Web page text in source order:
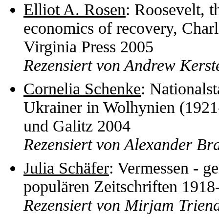
Elliot A. Rosen: Roosevelt,
economics of recovery,
Virginia Press 2005
Rezensiert von Andrew
Cornelia Schenke:
Ukrainer in Wolhynien
und Galitz 2004
Rezensiert von Alexander
Julia Schäfer: Vermessen -
populären Zeitschriften
Rezensiert von Mirjam